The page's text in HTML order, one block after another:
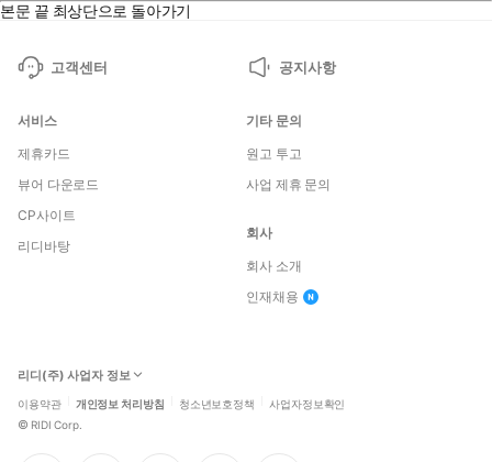
본문 끝 최상단으로 돌아가기
고객센터 공지사항
서비스
제휴카드
뷰어 다운로드
CP사이트
리디바탕
기타 문의
원고 투고
사업 제휴 문의
회사
회사 소개
인재채용
리디(주) 사업자 정보
이용약관 개인정보 처리방침 청소년보호정책 사업자정보확인
© RIDI Corp.